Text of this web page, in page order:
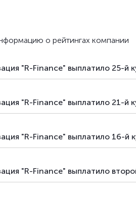
альтернативная
о рейтингах компании
"R-Finance" выплатило 25-й
"R-Finance" выплатило 21-й
"R-Finance" выплатило 16-й
"R-Finance" выплатило